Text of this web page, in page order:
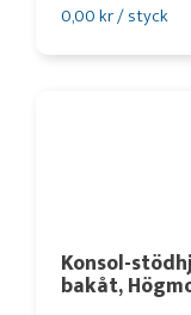
0,00 kr / styck
Konsol-
bakåt,